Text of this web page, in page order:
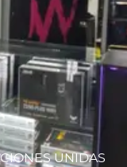
UNIDAS